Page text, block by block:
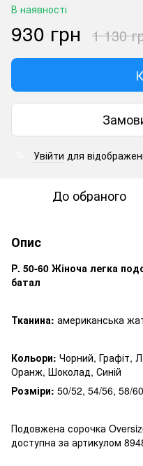
В наявності
930 грн 1 130
Увійти для
До обраного
Опис
Р. 50-60 Жіноча легка
батал
Тканина: американська
Кольори: Чорний, Графіт,
Оранж, Шоколад, Синій
Розміри: 50/52, 54/56, 58/60
Подовжена сорочка
доступна за артикулом